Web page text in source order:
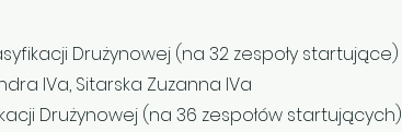
Drużynowej (na 32 zespoły startujące)
IVa, Sitarska Zuzanna IVa
Drużynowej (na 36 zespołów startujących)